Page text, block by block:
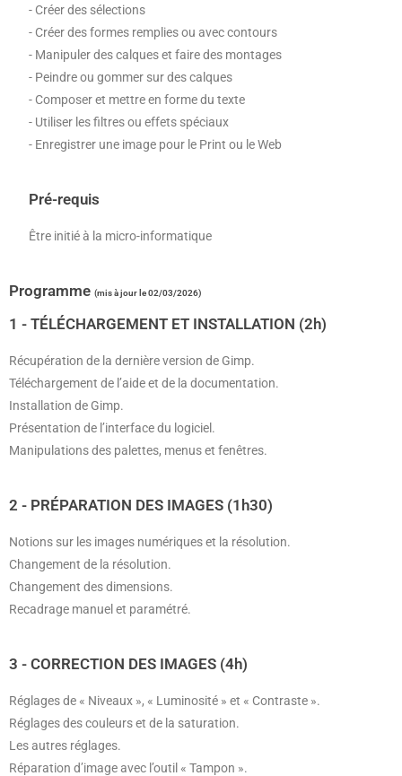
- Créer des sélections
- Créer des formes remplies ou avec contours
- Manipuler des calques et faire des montages
- Peindre ou gommer sur des calques
- Composer et mettre en forme du texte
- Utiliser les filtres ou effets spéciaux
- Enregistrer une image pour le Print ou le Web
Pré-requis
Être initié à la micro-informatique
Programme (mis à jour le 02/03/2026)
1 - TÉLÉCHARGEMENT ET INSTALLATION (2h)
Récupération de la dernière version de Gimp.
Téléchargement de l’aide et de la documentation.
Installation de Gimp.
Présentation de l’interface du logiciel.
Manipulations des palettes, menus et fenêtres.
2 - PRÉPARATION DES IMAGES (1h30)
Notions sur les images numériques et la résolution.
Changement de la résolution.
Changement des dimensions.
Recadrage manuel et paramétré.
3 - CORRECTION DES IMAGES (4h)
Réglages de « Niveaux », « Luminosité » et « Contraste ».
Réglages des couleurs et de la saturation.
Les autres réglages.
Réparation d’image avec l’outil « Tampon ».